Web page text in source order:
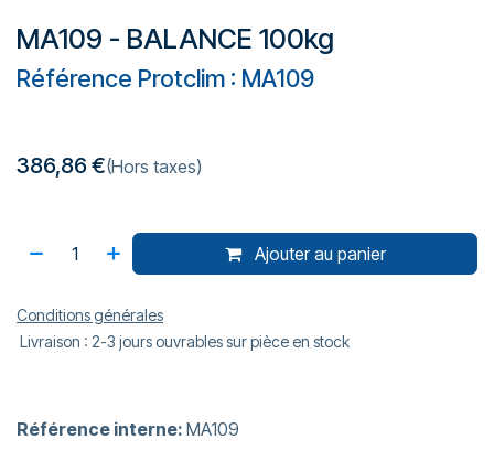
MA109 - BALANCE 100kg
Référence Protclim : MA109
386,86€(Hors taxes)
Ajouter au panier
Conditions générales
Livraison : 2-3 jours ouvrables sur pièce en stock
Référence interne: MA109